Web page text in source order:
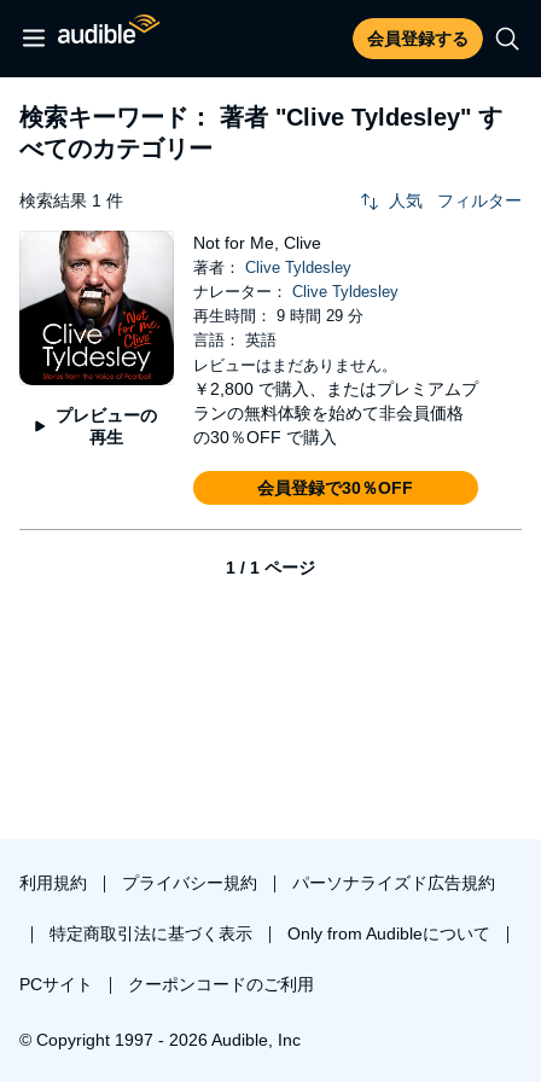
会員登録する
検索キーワード： 著者 "Clive Tyldesley" す
べてのカテゴリー
検索結果 1 件 人気 フィルター
プレビューの
再生
Not for Me, Clive
著者： Clive Tyldesley
ナレーター： Clive Tyldesley
再生時間： 9 時間 29 分
言語： 英語
レビューはまだありません。
￥2,800 で購入、またはプレミアムプ
ランの無料体験を始めて非会員価格
の30％OFF で購入
会員登録で30％OFF
1 / 1 ページ
利用規約 プライバシー規約 パーソナライズド広告規約
特定商取引法に基づく表示 Only from Audibleについて
PCサイト クーポンコードのご利用
© Copyright 1997 - 2026 Audible, Inc